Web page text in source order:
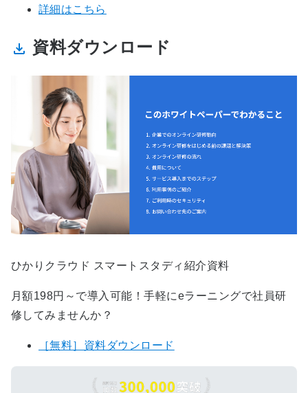
詳細はこちら
資料ダウンロード
ひかりクラウド スマートスタディ紹介資料
月額198円～で導入可能！手軽にeラーニングで社員研
修してみませんか？
［無料］資料ダウンロード